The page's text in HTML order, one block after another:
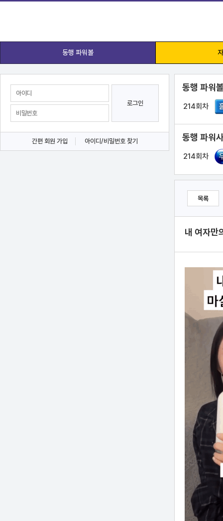
동행 파워볼
로그인
간편 회원 가입 아이디/비밀번호 찾기
동행 파워
214회차
동행 파워
214회차
목록
내 여자만